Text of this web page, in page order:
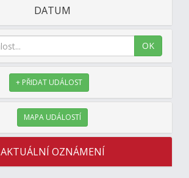
DATUM
OK
+ PŘIDAT UDÁLOST
MAPA UDÁLOSTÍ
AKTUÁLNÍ OZNÁMENÍ